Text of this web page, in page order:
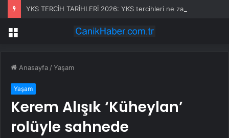
Menü
Anasayfa /Yaşam
Yaşam
Kerem Alışık ‘Küheylan’
rolüyle sahnede